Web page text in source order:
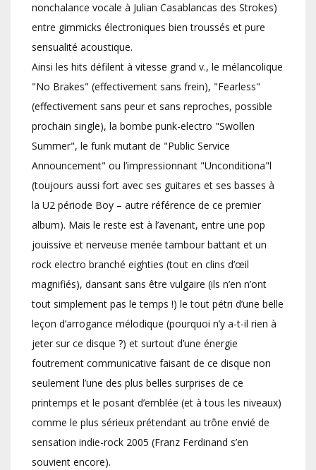
nonchalance vocale à Julian Casablancas des Strokes)
entre gimmicks électroniques bien troussés et pure
sensualité acoustique.
Ainsi les hits défilent à vitesse grand v., le mélancolique
"No Brakes" (effectivement sans frein), "Fearless"
(effectivement sans peur et sans reproches, possible
prochain single), la bombe punk-electro "Swollen
Summer", le funk mutant de "Public Service
Announcement" ou l’impressionnant "Unconditiona"l
(toujours aussi fort avec ses guitares et ses basses à
la U2 période Boy – autre référence de ce premier
album). Mais le reste est à l’avenant, entre une pop
jouissive et nerveuse menée tambour battant et un
rock electro branché eighties (tout en clins d’œil
magnifiés), dansant sans être vulgaire (ils n’en n’ont
tout simplement pas le temps !) le tout pétri d’une belle
leçon d’arrogance mélodique (pourquoi n’y a-t-il rien à
jeter sur ce disque ?) et surtout d’une énergie
foutrement communicative faisant de ce disque non
seulement l’une des plus belles surprises de ce
printemps et le posant d’emblée (et à tous les niveaux)
comme le plus sérieux prétendant au trône envié de
sensation indie-rock 2005 (Franz Ferdinand s’en
souvient encore).